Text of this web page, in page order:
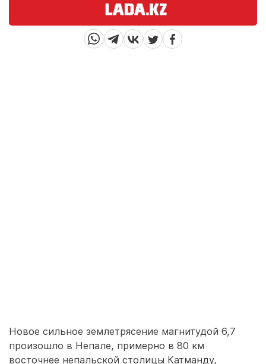
Новое сильное землетрясение магнитудой 6,7
произошло в Непале, примерно в 80 км
восточнее непальской столицы Катманду,